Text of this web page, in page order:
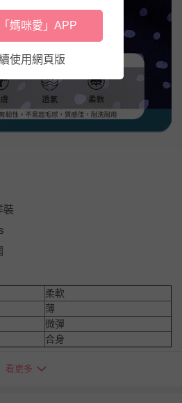
裝
柔軟
薄
微彈
合身
看更多
媽咪愛」APP
使用網頁版